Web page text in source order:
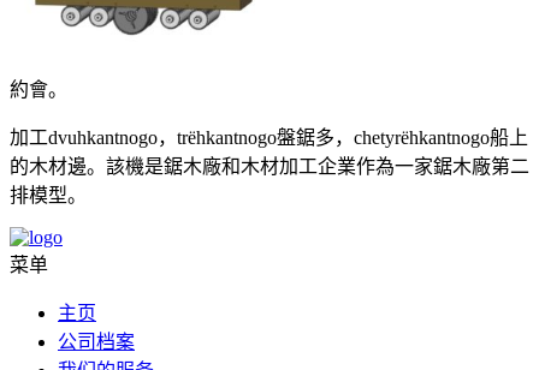
約會。
加工dvuhkantnogo，trёhkantnogo盤鋸多，chetyrёhkantnogo船上
的木材邊。該機是鋸木廠和木材加工企業作為一家鋸木廠第二
排模型。
菜单
主页
公司档案